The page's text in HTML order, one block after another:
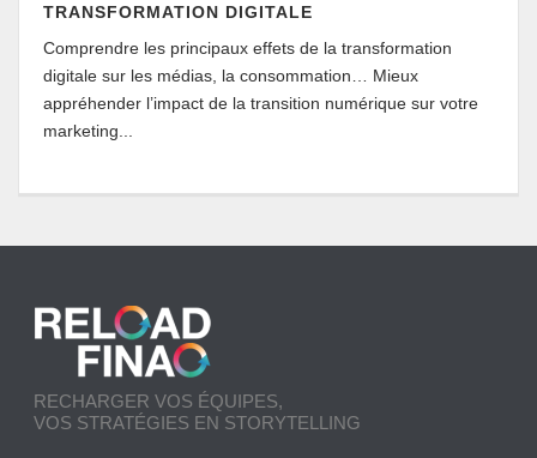
TRANSFORMATION DIGITALE
Comprendre les principaux effets de la transformation
digitale sur les médias, la consommation… Mieux
appréhender l’impact de la transition numérique sur votre
marketing...
RECHARGER VOS ÉQUIPES,
VOS STRATÉGIES EN STORYTELLING